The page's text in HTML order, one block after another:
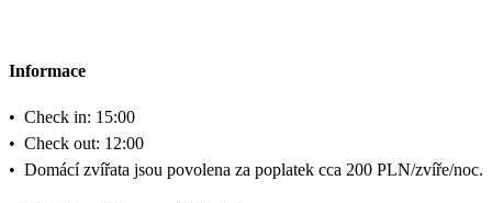
Informace
• Check in: 15:00
• Check out: 12:00
• Domácí zvířata jsou povolena za poplatek cca 200 PLN/zvíře/noc.